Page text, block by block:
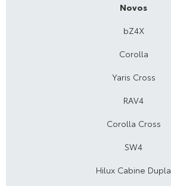
Novos
bZ4X
Corolla
Yaris Cross
RAV4
Corolla Cross
SW4
Hilux Cabine Dupla